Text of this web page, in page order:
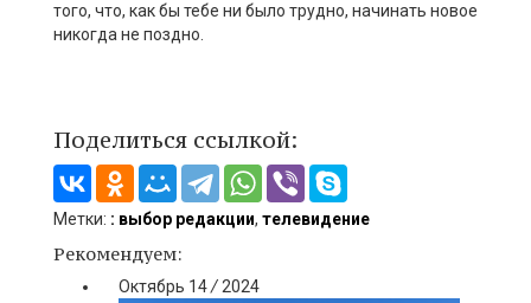
того, что, как бы тебе ни было трудно, начинать новое
никогда не поздно.
Поделиться ссылкой:
Метки: : выбор редакции, телевидение
Рекомендуем:
Октябрь 14/2024